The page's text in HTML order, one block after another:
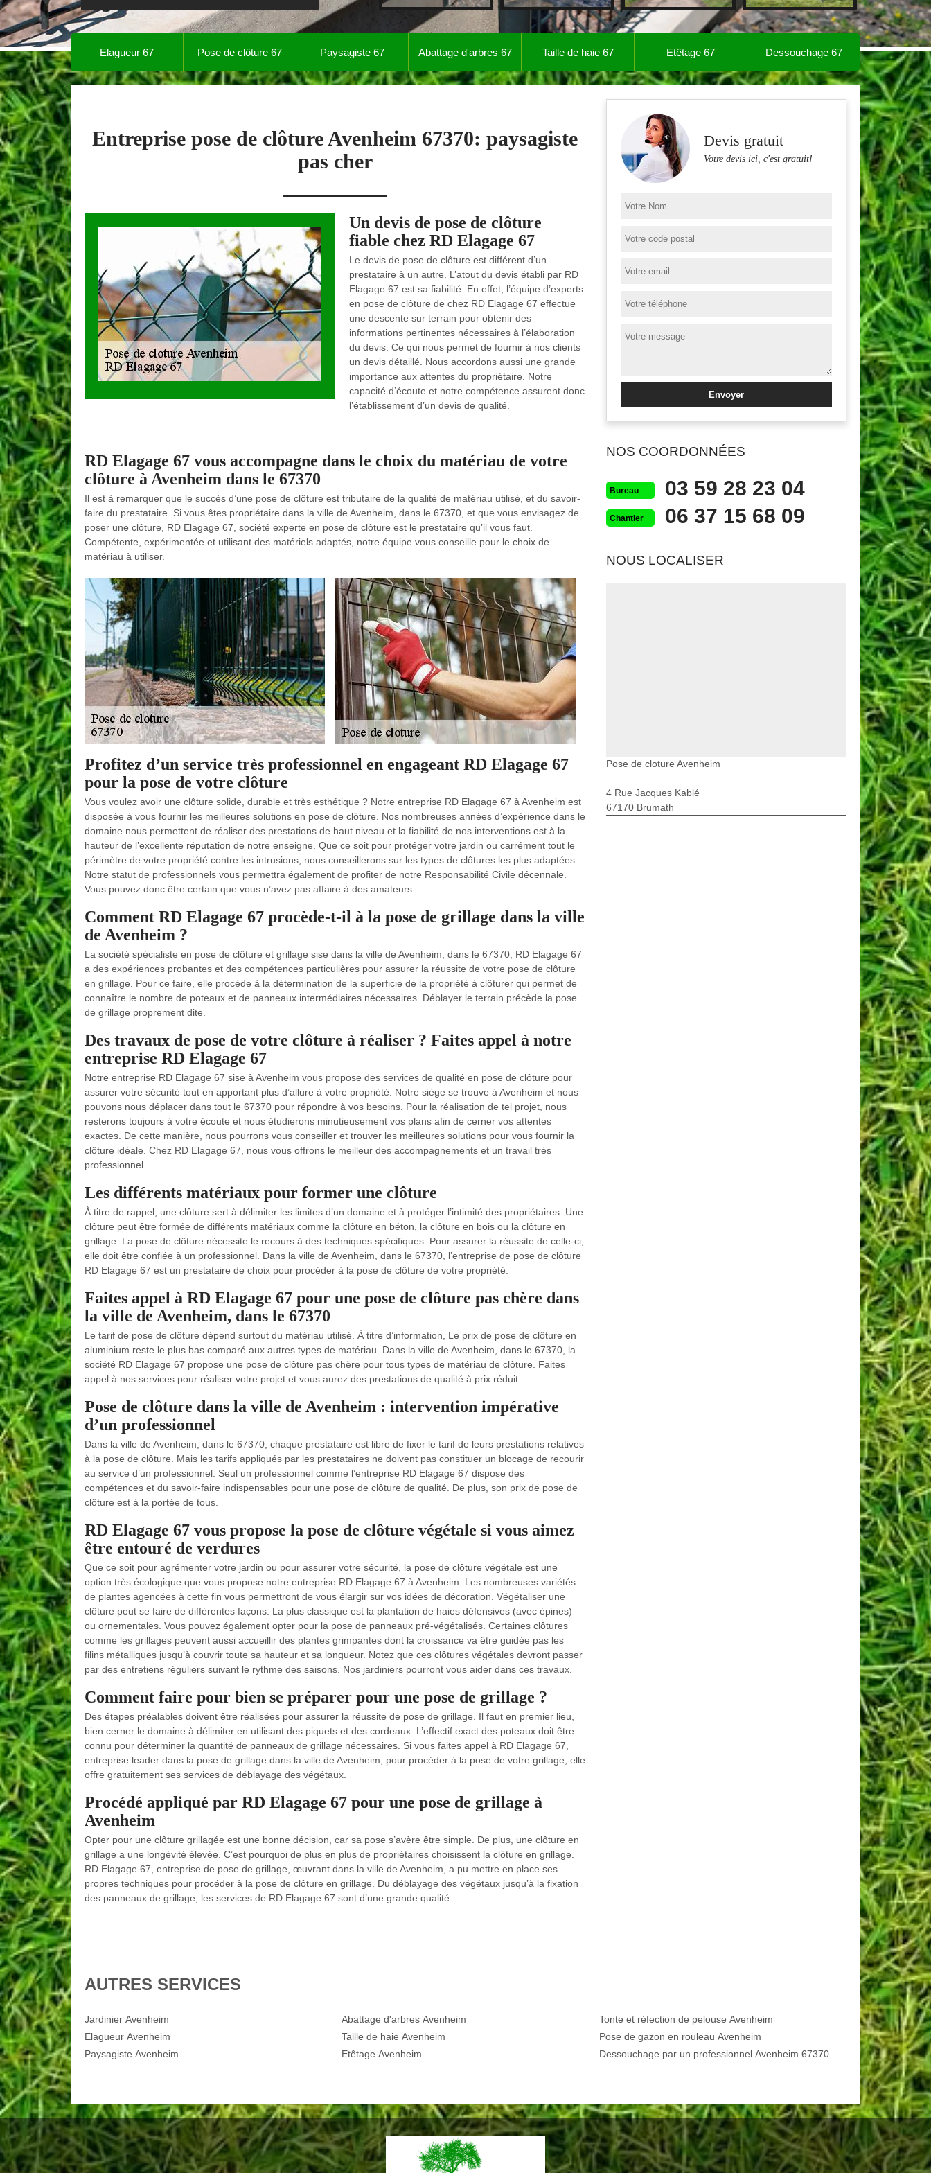
Elagueur 67 Pose de clôture 67 Paysagiste 67 Abattage d'arbres 67 Taille de haie 67 Etêtage 67 Dessouchage 67
Entreprise pose de clôture Avenheim 67370: paysagiste
pas cher
Un devis de pose de clôture
fiable chez RD Elagage 67
Le devis de pose de clôture est différent d’un
prestataire à un autre. L’atout du devis établi par RD
Elagage 67 est sa fiabilité. En effet, l’équipe d’experts
en pose de clôture de chez RD Elagage 67 effectue
une descente sur terrain pour obtenir des
informations pertinentes nécessaires à l’élaboration
du devis. Ce qui nous permet de fournir à nos clients
un devis détaillé. Nous accordons aussi une grande
importance aux attentes du propriétaire. Notre
capacité d’écoute et notre compétence assurent donc
l’établissement d’un devis de qualité.
RD Elagage 67 vous accompagne dans le choix du matériau de votre
clôture à Avenheim dans le 67370
Il est à remarquer que le succès d’une pose de clôture est tributaire de la qualité de matériau utilisé, et du savoir-
faire du prestataire. Si vous êtes propriétaire dans la ville de Avenheim, dans le 67370, et que vous envisagez de
poser une clôture, RD Elagage 67, société experte en pose de clôture est le prestataire qu’il vous faut.
Compétente, expérimentée et utilisant des matériels adaptés, notre équipe vous conseille pour le choix de
matériau à utiliser.
Profitez d’un service très professionnel en engageant RD Elagage 67
pour la pose de votre clôture
Vous voulez avoir une clôture solide, durable et très esthétique ? Notre entreprise RD Elagage 67 à Avenheim est
disposée à vous fournir les meilleures solutions en pose de clôture. Nos nombreuses années d’expérience dans le
domaine nous permettent de réaliser des prestations de haut niveau et la fiabilité de nos interventions est à la
hauteur de l’excellente réputation de notre enseigne. Que ce soit pour protéger votre jardin ou carrément tout le
périmètre de votre propriété contre les intrusions, nous conseillerons sur les types de clôtures les plus adaptées.
Notre statut de professionnels vous permettra également de profiter de notre Responsabilité Civile décennale.
Vous pouvez donc être certain que vous n’avez pas affaire à des amateurs.
Comment RD Elagage 67 procède-t-il à la pose de grillage dans la ville
de Avenheim ?
La société spécialiste en pose de clôture et grillage sise dans la ville de Avenheim, dans le 67370, RD Elagage 67
a des expériences probantes et des compétences particulières pour assurer la réussite de votre pose de clôture
en grillage. Pour ce faire, elle procède à la détermination de la superficie de la propriété à clôturer qui permet de
connaître le nombre de poteaux et de panneaux intermédiaires nécessaires. Déblayer le terrain précède la pose
de grillage proprement dite.
Des travaux de pose de votre clôture à réaliser ? Faites appel à notre
entreprise RD Elagage 67
Notre entreprise RD Elagage 67 sise à Avenheim vous propose des services de qualité en pose de clôture pour
assurer votre sécurité tout en apportant plus d’allure à votre propriété. Notre siège se trouve à Avenheim et nous
pouvons nous déplacer dans tout le 67370 pour répondre à vos besoins. Pour la réalisation de tel projet, nous
resterons toujours à votre écoute et nous étudierons minutieusement vos plans afin de cerner vos attentes
exactes. De cette manière, nous pourrons vous conseiller et trouver les meilleures solutions pour vous fournir la
clôture idéale. Chez RD Elagage 67, nous vous offrons le meilleur des accompagnements et un travail très
professionnel.
Les différents matériaux pour former une clôture
À titre de rappel, une clôture sert à délimiter les limites d’un domaine et à protéger l’intimité des propriétaires. Une
clôture peut être formée de différents matériaux comme la clôture en béton, la clôture en bois ou la clôture en
grillage. La pose de clôture nécessite le recours à des techniques spécifiques. Pour assurer la réussite de celle-ci,
elle doit être confiée à un professionnel. Dans la ville de Avenheim, dans le 67370, l’entreprise de pose de clôture
RD Elagage 67 est un prestataire de choix pour procéder à la pose de clôture de votre propriété.
Faites appel à RD Elagage 67 pour une pose de clôture pas chère dans
la ville de Avenheim, dans le 67370
Le tarif de pose de clôture dépend surtout du matériau utilisé. À titre d’information, Le prix de pose de clôture en
aluminium reste le plus bas comparé aux autres types de matériau. Dans la ville de Avenheim, dans le 67370, la
société RD Elagage 67 propose une pose de clôture pas chère pour tous types de matériau de clôture. Faites
appel à nos services pour réaliser votre projet et vous aurez des prestations de qualité à prix réduit.
Pose de clôture dans la ville de Avenheim : intervention impérative
d’un professionnel
Dans la ville de Avenheim, dans le 67370, chaque prestataire est libre de fixer le tarif de leurs prestations relatives
à la pose de clôture. Mais les tarifs appliqués par les prestataires ne doivent pas constituer un blocage de recourir
au service d’un professionnel. Seul un professionnel comme l’entreprise RD Elagage 67 dispose des
compétences et du savoir-faire indispensables pour une pose de clôture de qualité. De plus, son prix de pose de
clôture est à la portée de tous.
RD Elagage 67 vous propose la pose de clôture végétale si vous aimez
être entouré de verdures
Que ce soit pour agrémenter votre jardin ou pour assurer votre sécurité, la pose de clôture végétale est une
option très écologique que vous propose notre entreprise RD Elagage 67 à Avenheim. Les nombreuses variétés
de plantes agencées à cette fin vous permettront de vous élargir sur vos idées de décoration. Végétaliser une
clôture peut se faire de différentes façons. La plus classique est la plantation de haies défensives (avec épines)
ou ornementales. Vous pouvez également opter pour la pose de panneaux pré-végétalisés. Certaines clôtures
comme les grillages peuvent aussi accueillir des plantes grimpantes dont la croissance va être guidée pas les
filins métalliques jusqu’à couvrir toute sa hauteur et sa longueur. Notez que ces clôtures végétales devront passer
par des entretiens réguliers suivant le rythme des saisons. Nos jardiniers pourront vous aider dans ces travaux.
Comment faire pour bien se préparer pour une pose de grillage ?
Des étapes préalables doivent être réalisées pour assurer la réussite de pose de grillage. Il faut en premier lieu,
bien cerner le domaine à délimiter en utilisant des piquets et des cordeaux. L’effectif exact des poteaux doit être
connu pour déterminer la quantité de panneaux de grillage nécessaires. Si vous faites appel à RD Elagage 67,
entreprise leader dans la pose de grillage dans la ville de Avenheim, pour procéder à la pose de votre grillage, elle
offre gratuitement ses services de déblayage des végétaux.
Procédé appliqué par RD Elagage 67 pour une pose de grillage à
Avenheim
Opter pour une clôture grillagée est une bonne décision, car sa pose s’avère être simple. De plus, une clôture en
grillage a une longévité élevée. C’est pourquoi de plus en plus de propriétaires choisissent la clôture en grillage.
RD Elagage 67, entreprise de pose de grillage, œuvrant dans la ville de Avenheim, a pu mettre en place ses
propres techniques pour procéder à la pose de clôture en grillage. Du déblayage des végétaux jusqu’à la fixation
des panneaux de grillage, les services de RD Elagage 67 sont d’une grande qualité.
Devis gratuit
Votre devis ici, c'est gratuit!
NOS COORDONNÉES
Bureau 03 59 28 23 04
Chantier 06 37 15 68 09
NOUS LOCALISER
Pose de cloture Avenheim
4 Rue Jacques Kablé
67170 Brumath
AUTRES SERVICES
Jardinier Avenheim
Elagueur Avenheim
Paysagiste Avenheim
Abattage d'arbres Avenheim
Taille de haie Avenheim
Etêtage Avenheim
Tonte et réfection de pelouse Avenheim
Pose de gazon en rouleau Avenheim
Dessouchage par un professionnel Avenheim 67370